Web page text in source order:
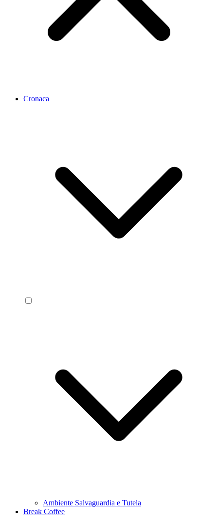
Cronaca
Ambiente Salvaguardia e Tutela
Break Coffee